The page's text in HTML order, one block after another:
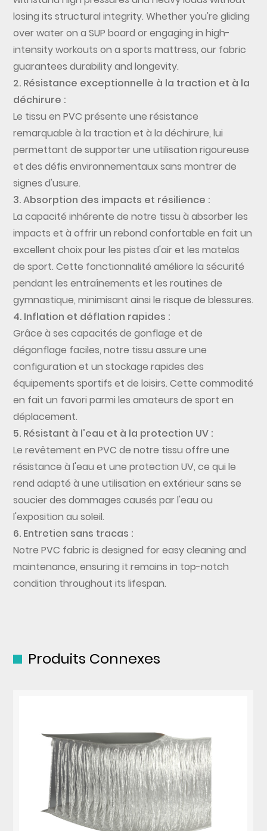
losing its structural integrity. Whether you're gliding
over water on a SUP board or engaging in high-
intensity workouts on a sports mattress, our fabric
guarantees durability and longevity.
2. Résistance exceptionnelle à la traction et à la
déchirure :
Le tissu en PVC présente une résistance
remarquable à la traction et à la déchirure, lui
permettant de supporter une utilisation rigoureuse
et des défis environnementaux sans montrer de
signes d'usure.
3. Absorption des impacts et résilience :
La capacité inhérente de notre tissu à absorber les
impacts et à offrir un rebond confortable en fait un
excellent choix pour les pistes d'air et les matelas
de sport. Cette fonctionnalité améliore la sécurité
pendant les entraînements et les routines de
gymnastique, minimisant ainsi le risque de blessures.
4. Inflation et déflation rapides :
Grâce à ses capacités de gonflage et de
dégonflage faciles, notre tissu assure une
configuration et un stockage rapides des
équipements sportifs et de loisirs. Cette commodité
en fait un favori parmi les amateurs de sport en
déplacement.
5. Résistant à l'eau et à la protection UV :
Le revêtement en PVC de notre tissu offre une
résistance à l'eau et une protection UV, ce qui le
rend adapté à une utilisation en extérieur sans se
soucier des dommages causés par l'eau ou
l'exposition au soleil.
6. Entretien sans tracas :
Notre PVC fabric is designed for easy cleaning and
maintenance, ensuring it remains in top-notch
condition throughout its lifespan.
Produits Connexes